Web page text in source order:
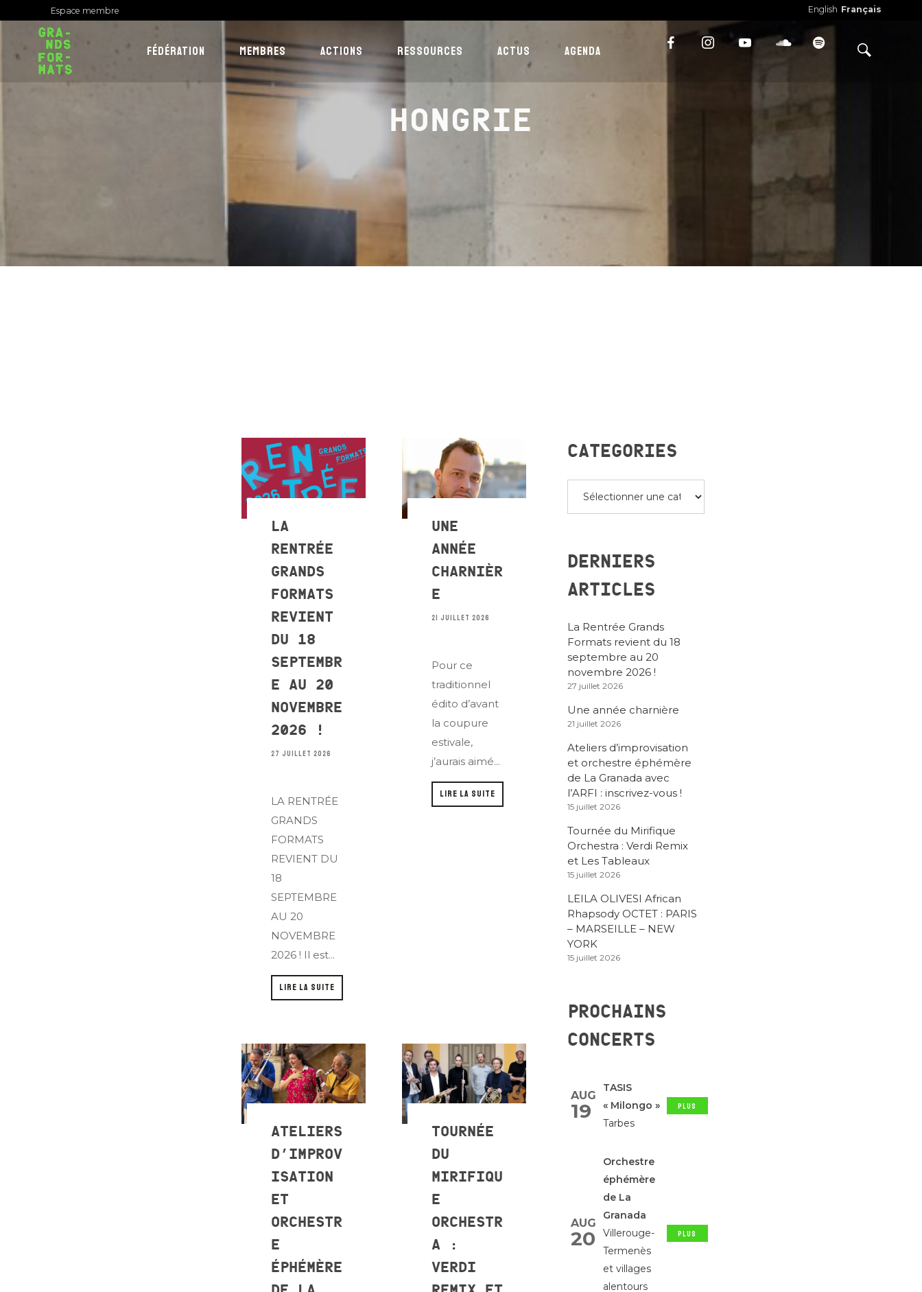
Espace membre Français
English
FÉDÉRATION MEMBRES ACTIONS RESSOURCES ACTUS AGENDA
HONGRIE
LA
RENTRÉE
GRANDS
FORMATS
REVIENT
DU 18
SEPTEMBR
E AU 20
NOVEMBRE
2026 !
27 JUILLET 2026
LA RENTRÉE
GRANDS
FORMATS
REVIENT DU
18
SEPTEMBRE
AU 20
NOVEMBRE
2026 ! Il est...
LIRE LA SUITE
UNE
ANNÉE
CHARNIÈR
E
21 JUILLET 2026
Pour ce
traditionnel
édito d’avant
la coupure
estivale,
j’aurais aimé...
LIRE LA SUITE
ATELIERS
D’IMPROV
ISATION
ET
ORCHESTR
E
ÉPHÉMÈRE
TOURNÉE
DU
MIRIFIQU
E
ORCHESTR
A :
VERDI
CATEGORIES
DERNIERS
ARTICLES
La Rentrée Grands
Formats revient du 18
septembre au 20
novembre 2026 !
27 juillet 2026
Une année charnière
21 juillet 2026
Ateliers d’improvisation
et orchestre éphémère
de La Granada avec
l’ARFI : inscrivez-vous !
15 juillet 2026
Tournée du Mirifique
Orchestra : Verdi Remix
et Les Tableaux
15 juillet 2026
LEILA OLIVESI African
Rhapsody OCTET : PARIS
– MARSEILLE – NEW
YORK
15 juillet 2026
PROCHAINS
CONCERTS
AUG
19
TASIS
« Milongo »
Tarbes
PLUS
AUG
20
Orchestre
éphémère
de La
Granada
Villerouge-
Termenès
et villages
alentours
PLUS